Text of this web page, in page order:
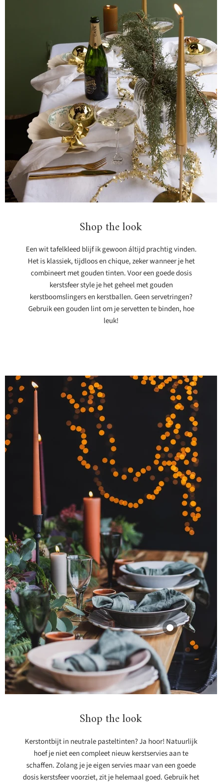
Shop the look
Een wit tafelkleed blijf ik gewoon áltijd prachtig vinden.
Het is klassiek, tijdloos en chique, zeker wanneer je het
combineert met gouden tinten. Voor een goede dosis
kerstsfeer style je het geheel met gouden
kerstboomslingers en kerstballen. Geen servetringen?
Gebruik een gouden lint om je servetten te binden, hoe
leuk!
Dinerbord Oyster
28cm white
Mateus
Shop the look
Kerstontbijt in neutrale pasteltinten? Ja hoor! Natuurlijk
hoef je niet een compleet nieuw kerstservies aan te
schaffen. Zolang je je eigen servies maar van een goede
dosis kerstsfeer voorziet, zit je helemaal goed. Gebruik het